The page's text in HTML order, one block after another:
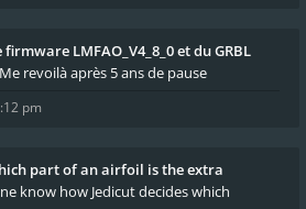
LMFAO_V4_8_0 et du GRBL
revoilà après 5 ans de pause
pm
part of an airfoil is the extra
know how Jedicut decides which